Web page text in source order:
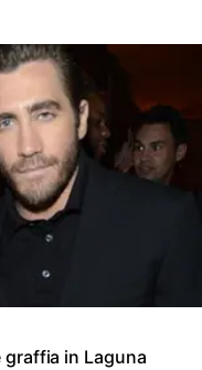
in Laguna